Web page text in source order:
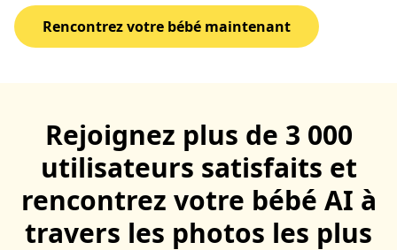
Rencontrez votre bébé maintenant
Rejoignez plus de 3 000
utilisateurs satisfaits et
rencontrez votre bébé AI à
travers les photos les plus